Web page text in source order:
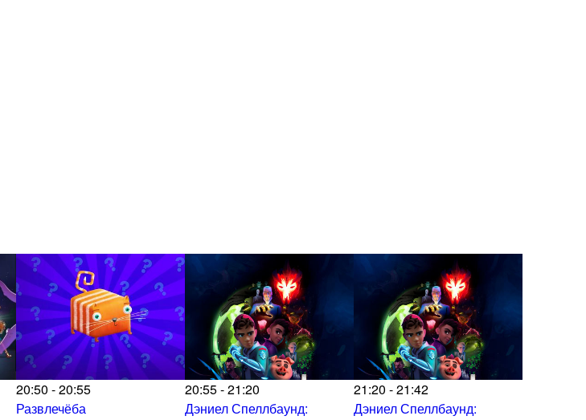
20:50 - 20:55
Развлечёба
20:55 - 21:20
Дэниел Спеллбаунд:
21:20 - 21:42
Дэниел Спеллбаунд: